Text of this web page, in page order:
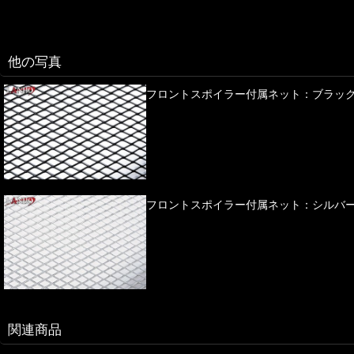
他の写真
フロントスポイラー付属ネット：ブラッ
フロントスポイラー付属ネット：シルバ
関連商品